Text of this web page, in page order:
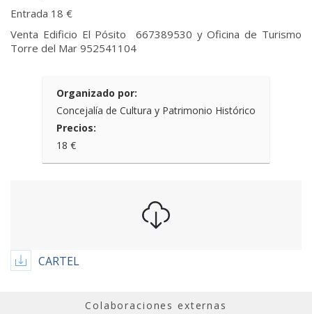
Entrada 18 €
Venta Edificio El Pósito 667389530 y Oficina de Turismo
Torre del Mar 952541104
Organizado por:
Concejalía de Cultura y Patrimonio Histórico
Precios:
18 €
CARTEL
Colaboraciones externas